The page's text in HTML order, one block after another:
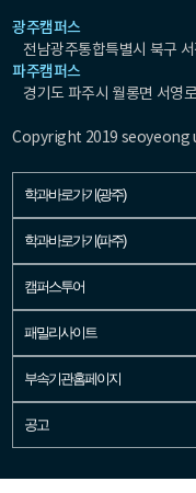
광주캠퍼스
전남광주통합특별시 북구
파주캠퍼스
경기도 파주시 월롱면 서영
Copyright 2019 seoyeong
학과바로가기(광주)
학과바로가기(파주)
캠퍼스투어
패밀리사이트
부속기관홈페이지
공고